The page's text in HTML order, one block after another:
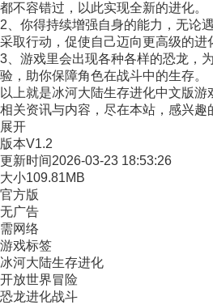
都不容错过，以此实现全新的进化。
2、你得持续增强自身的能力，无论
采取行动，促使自己迈向更高级的进
3、游戏里会出现各种各样的恐龙，
验，助你保障角色在战斗中的生存。
以上就是冰河大陆生存进化中文版
相关资讯与内容，尽在本站，感兴趣
展开
版本V1.2
更新时间2026-03-23 18:53:26
大小109.81MB
官方版
无广告
需网络
游戏标签
冰河大陆生存进化
开放世界冒险
恐龙进化战斗